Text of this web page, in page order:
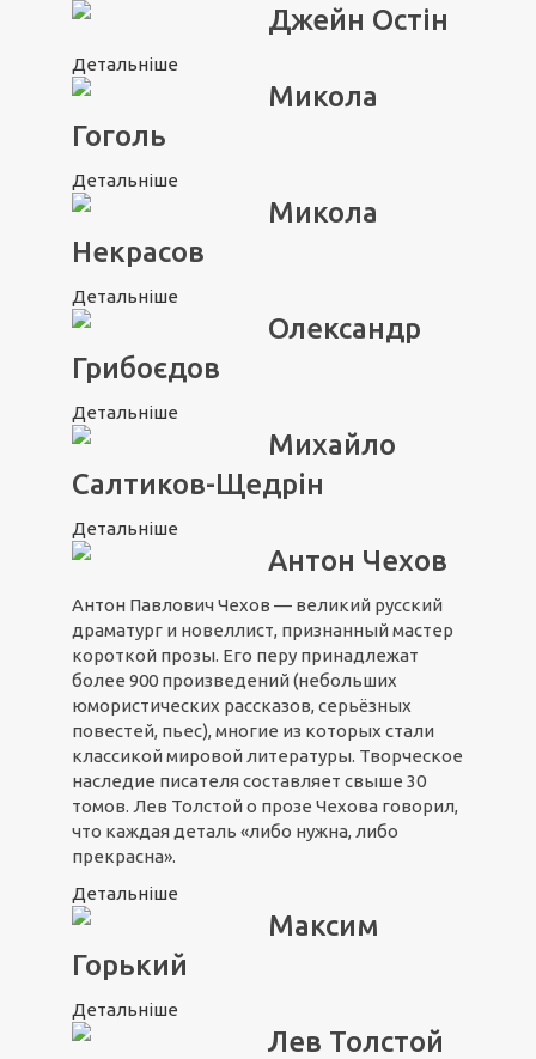
Джейн Остін
Детальніше
Микола
Гоголь
Детальніше
Микола
Некрасов
Детальніше
Олександр
Грибоєдов
Детальніше
Михайло
Салтиков-Щедрін
Детальніше
Антон Чехов
Антон Павлович Чехов — великий русский
драматург и новеллист, признанный мастер
короткой прозы. Его перу принадлежат
более 900 произведений (небольших
юмористических рассказов, серьёзных
повестей, пьес), многие из которых стали
классикой мировой литературы. Творческое
наследие писателя составляет свыше 30
томов. Лев Толстой о прозе Чехова говорил,
что каждая деталь «либо нужна, либо
прекрасна».
Детальніше
Максим
Горький
Детальніше
Лев Толстой